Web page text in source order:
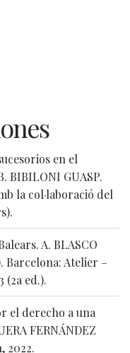
en el
BIBILONI GUASP.
la col·laboració del
A. BLASCO
Barcelona: Atelier –
(2a ed.).
el derecho a una
FERNÁNDEZ
2022.